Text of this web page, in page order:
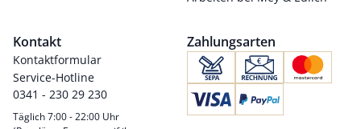
Kontakt
Kontaktformular
Service-Hotline
0341 - 230 29 230
Täglich 7:00 - 22:00 Uhr
Zahlungsarten